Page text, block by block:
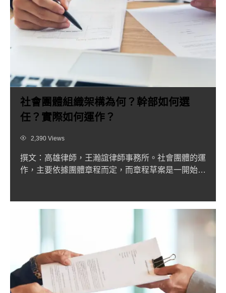
社會團體組織架構為何？幹部如何選
任？實際如何運作？
Views2,390 Views
撰文：高雄律師，王瀚誼律師事務所。社會團體的運
作，主要依據團體章程而定，而章程草案是一開始向